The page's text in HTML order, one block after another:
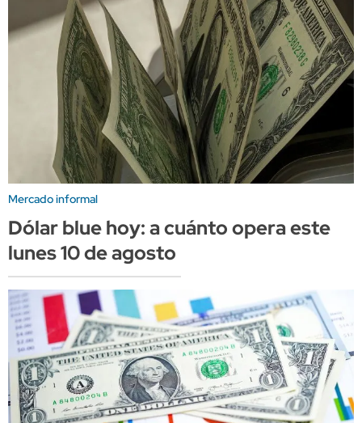
Mercado informal
Dólar blue hoy: a cuánto opera este
lunes 10 de agosto